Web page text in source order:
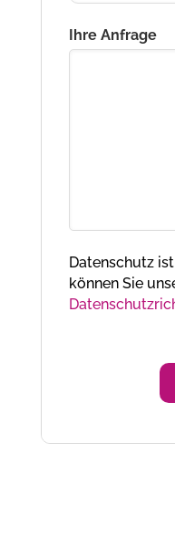
Ihre Anfrage
Datenschutz
können Sie